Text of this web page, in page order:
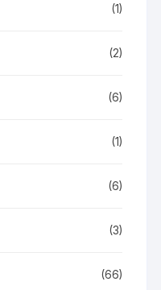
(1)
(2)
(6)
(1)
(6)
(3)
(66)